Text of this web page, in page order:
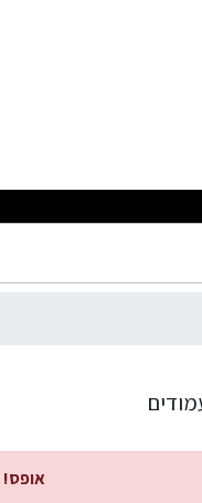
אופס!